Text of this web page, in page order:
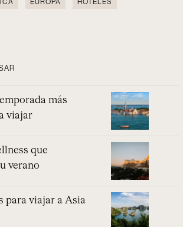
EUROPA HOTELES
más
viajar
que
verano
para viajar a Asia